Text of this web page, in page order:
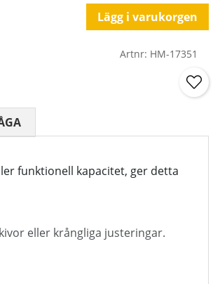
Lägg i varukorgen
Artnr: HM-17351
funktionell kapacitet, ger detta
eller krångliga justeringar.
0